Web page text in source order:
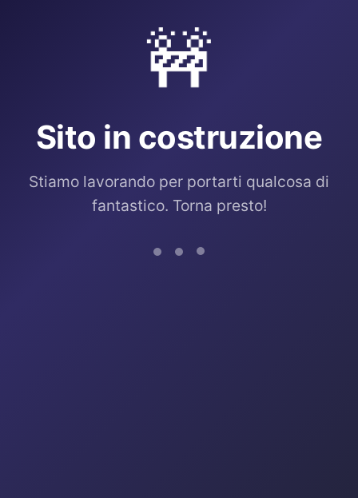
🚧
Sito in costruzione
Stiamo lavorando per portarti qualcosa di
fantastico. Torna presto!